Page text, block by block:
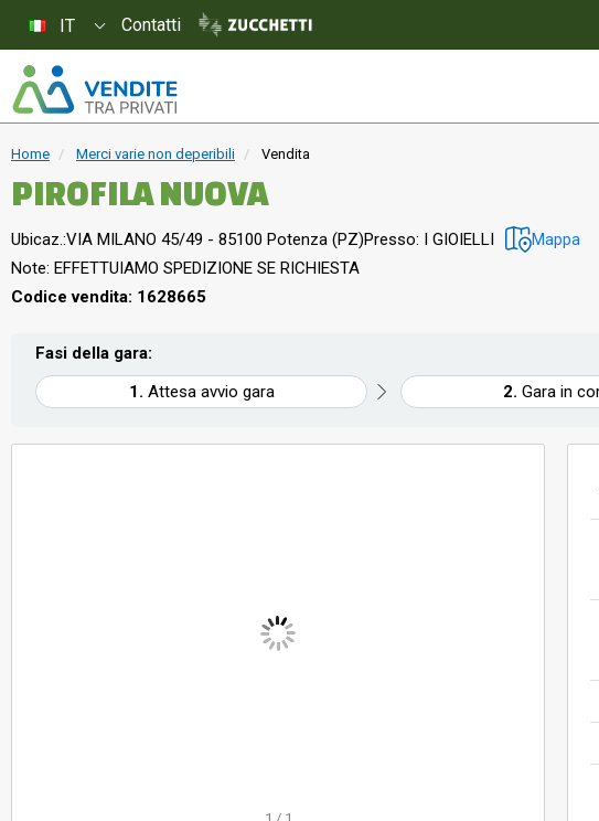
Home Merci varie non deperibili Vendita
PIROFILA NUOVA
Ubicaz.:VIA MILANO 45/49 - 85100 Potenza (PZ)Presso: I GIOIELLI Mappa
Note: EFFETTUIAMO SPEDIZIONE SE RICHIESTA
Codice vendita: 1628665
Fasi della gara:
Attesa avvio gara
Gara in
IT Contatti